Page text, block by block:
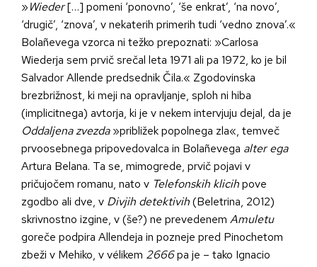
»Wieder[…] pomeni ‘ponovno’, ‘še enkrat’, ‘na novo’,
‘drugič’, ‘znova’, v nekaterih primerih tudi ‘vedno znova’.«
Bolañevega vzorca ni težko prepoznati: »Carlosa
Wiederja sem prvič srečal leta 1971 ali pa 1972, ko je bil
Salvador Allende predsednik Čila.« Zgodovinska
brezbrižnost, ki meji na opravljanje, sploh ni hiba
(implicitnega) avtorja, ki je v nekem intervjuju dejal, da je
Oddaljena zvezda»približek popolnega zla«, temveč
prvoosebnega pripovedovalca in Bolañevega alter ega
Artura Belana. Ta se, mimogrede, prvič pojavi v
pričujočem romanu, nato v Telefonskih klicihpove
zgodbo ali dve, v Divjih detektivih(Beletrina, 2012)
skrivnostno izgine, v (še?) ne prevedenem Amuletu
goreče podpira Allendeja in pozneje pred Pinochetom
zbeži v Mehiko, v vélikem 2666pa je – tako Ignacio